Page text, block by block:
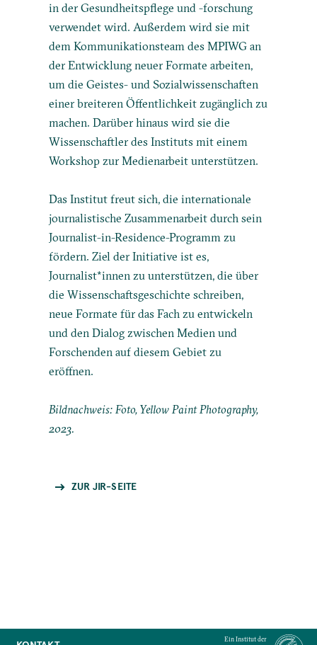
in der Gesundheitspflege und -forschung
verwendet wird. Außerdem wird sie mit
dem Kommunikationsteam des MPIWG an
der Entwicklung neuer Formate arbeiten,
um die Geistes- und Sozialwissenschaften
einer breiteren Öffentlichkeit zugänglich zu
machen. Darüber hinaus wird sie die
Wissenschaftler des Instituts mit einem
Workshop zur Medienarbeit unterstützen.
Das Institut freut sich, die internationale
journalistische Zusammenarbeit durch sein
Journalist-in-Residence-Programm zu
fördern. Ziel der Initiative ist es,
Journalist*innen zu unterstützen, die über
die Wissenschaftsgeschichte schreiben,
neue Formate für das Fach zu entwickeln
und den Dialog zwischen Medien und
Forschenden auf diesem Gebiet zu
eröffnen.
Bildnachweis: Foto, Yellow Paint Photography,
2023.
ZUR JIR-SEITE
Ein Institut der